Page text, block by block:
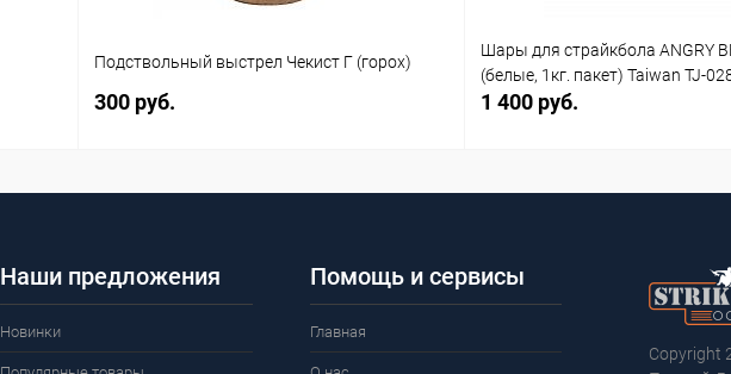
Подствольный выстрел Чекист Г (горох)
300 руб.
Шары для страйкбола ANGRY
(белые, 1кг. пакет) Taiwan TJ-
1 400 руб.
Наши предложения
Новинки
Помощь и сервисы
Главная
Copyright